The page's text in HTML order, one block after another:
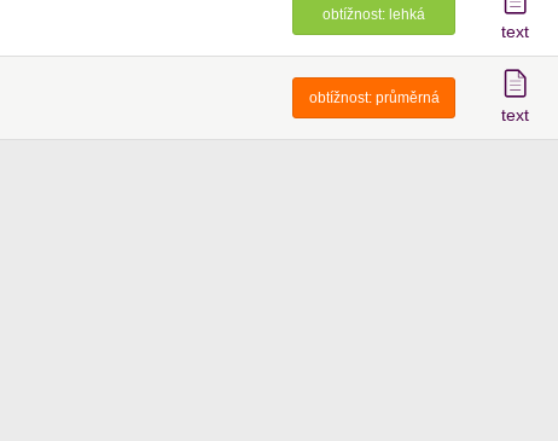
obtížnost: lehká
text
obtížnost: průměrná
text